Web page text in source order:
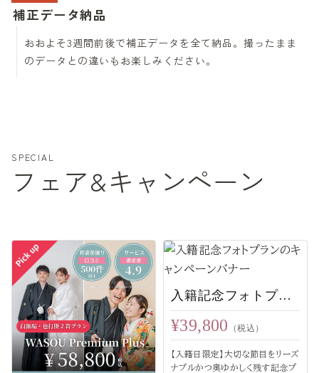
補正データ納品
おおよそ3週間前後で補正データを全て納品。撮ったまま
のデータとの違いもお楽しみください。
SPECIAL
フェア&キャンペーン
入籍記念フォトプラン
¥39,800 （税込）
【入籍日限定】大切な節目をリーズ
ナブルかつ奥ゆかしく残す記念プ